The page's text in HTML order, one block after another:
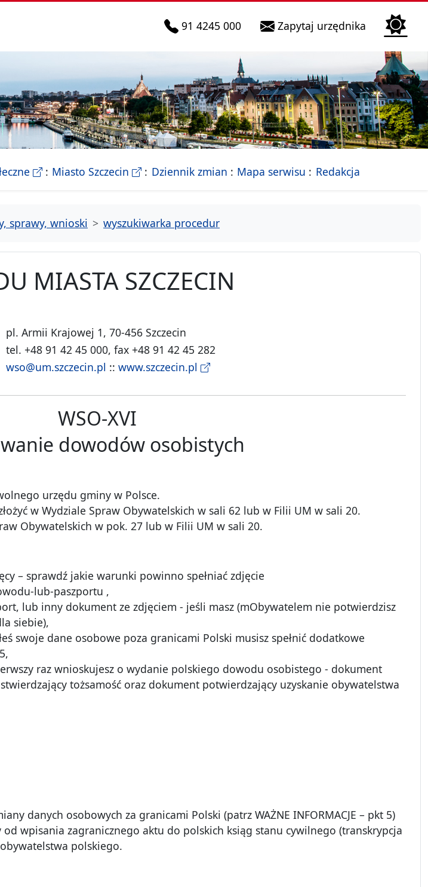
telefon do infolinii:
91 4245 000 Zapytaj urzędnika Biura
Urzedu Miasta Szczecin
- strona konsultacji Miasta Szczecin
Miasto Szczecin - Oficjalna strona Miasta Szczecin
Dziennik zmian Mapa serwisu - drzewko rozdziałów
Redakcja
sprawy, wnioski wyszukiwarka procedur
MIASTA SZCZECIN
pl. Armii Krajowej 1, 70-456 Szczecin
tel. +48 91 42 45 000, fax +48 91 42 45 282
wso@um.szczecin.pl ::www.szczecin.pl
WSO-XVI
dowodów osobistych
urzędu gminy w Polsce.
w Wydziale Spraw Obywatelskich w sali 62 lub w Filii UM w sali 20.
Obywatelskich w pok. 27 lub w Filii UM w sali 20.
– sprawdź jakie warunki powinno spełniać zdjęcie
lub-paszportu ,
lub inny dokument ze zdjęciem - jeśli masz (mObywatelem nie potwierdzisz
siebie),
swoje dane osobowe poza granicami Polski musisz spełnić dodatkowe
raz wnioskujesz o wydanie polskiego dowodu osobistego - dokument
tożsamość oraz dokument potwierdzający uzyskanie obywatelstwa
danych osobowych za granicami Polski (patrz WAŻNE INFORMACJE – pkt 5)
wpisania zagranicznego aktu do polskich ksiąg stanu cywilnego (transkrypcja
polskiego.